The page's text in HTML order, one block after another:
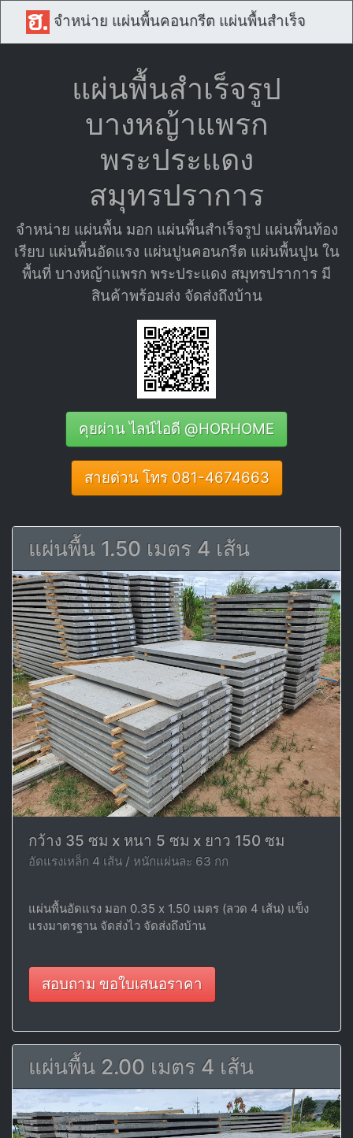
จำหน่าย แผ่นพื้นคอนกรีต แผ่นพื้นสำเร็จ
แผ่นพื้นสำเร็จรูป
บางหญ้าแพรก
พระประแดง
สมุทรปราการ
จำหน่าย แผ่นพื้น มอก แผ่นพื้นสำเร็จรูป แผ่นพื้นท้อง
เรียบ แผ่นพื้นอัดแรง แผ่นปูนคอนกรีต แผ่นพื้นปูน ใน
พื้นที่ บางหญ้าแพรก พระประแดง สมุทรปราการ มี
สินค้าพร้อมส่ง จัดส่งถึงบ้าน
คุยผ่าน ไลน์ไอดี @HORHOME
สายด่วน โทร 081-4674663
แผ่นพื้น 1.50 เมตร 4 เส้น
กว้าง 35 ซม x หนา 5 ซม x ยาว 150 ซม
อัดแรงเหล็ก 4 เส้น / หนักแผ่นละ 63 กก
แผ่นพื้นอัดแรง มอก 0.35 x 1.50 เมตร (ลวด 4 เส้น) แข็ง
แรงมาตรฐาน จัดส่งไว จัดส่งถึงบ้าน
สอบถาม ขอใบเสนอราคา
แผ่นพื้น 2.00 เมตร 4 เส้น